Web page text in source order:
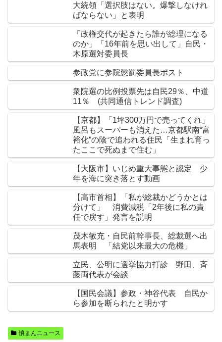
大統領「選択肢はない。爆撃しなけれ
ばならない」と表明
「政権交代が起きたら誰が総理になる
のか」「16年前を思い出して」自民・
木原選対委員長
参政党に参院懲罰委員長ポスト
衆院選の比例投票先は自民29％、中道
11％ (共同通信トレンド調査)
【京都】「1坪300万円で売ってくれ」
風呂もスーパーも消えた…京都駅南“富
裕化”の陰で追われる住民「生まれ育っ
たここで死ぬまで住む」
【大阪市】いじめ重大事態と認定 少
年を海に突き落とす動画
【高市首相】「私が総裁かどうかとは
分けて」 消費減税「2年後に私の責
任で戻す」発言を説明
茂木敏充・自民前幹事長、総裁選へ出
馬表明 「結党以来最大の危機」
立民、公明に選挙協力打診 野田、斉
藤両代表が会談
【国民会議】参政・神谷代表 自民か
ら参加を断られたと明かす
憤まんニュース